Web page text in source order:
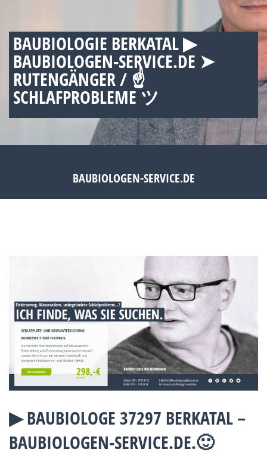
BAUBIOLOGIE BERKATAL ▶︎
BAUBIOLOGEN-SERVICE.DE ➤
RUTENGÄNGER / ☝
SCHLAFPROBLEME ツ
BAUBIOLOGEN-SERVICE.DE
▶︎ BAUBIOLOGE 37297 BERKATAL –
BAUBIOLOGEN-SERVICE.DE.🙂